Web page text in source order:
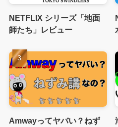
NETFLIX シリーズ「地面
師たち」レビュー
Amwayってヤバい？ねず